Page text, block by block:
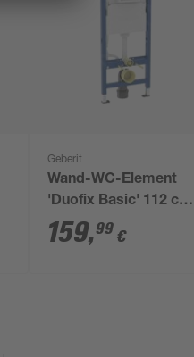
Geberit
Wand-WC-Element
'Duofix Basic' 112 cm
mit Unterputz-
Spülkasten 'Delta' 12
159,99 €